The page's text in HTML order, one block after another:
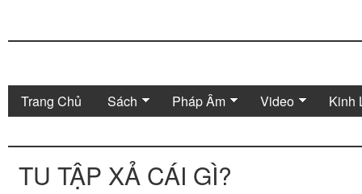
Trang Chủ Sách Pháp Âm Video Kinh
TU TẬP XẢ CÁI GÌ?